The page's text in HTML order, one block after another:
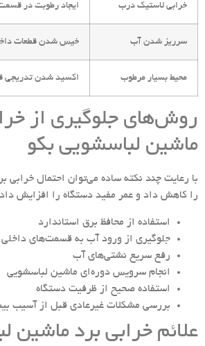
خرابی لاستیک درب ایجاد رطوبت در
سرریز شدن آب خیس شدن قطعات
محیط بسیار مرطوب اکسید شدن تدریجی
روش‌های جلوگیری از
ماشین لباسشویی بکو
با رعایت چند نکته ساده می‌توان احتمال خرابی
را کاهش داد و عمر مفید دستگاه را افزایش
استفاده از محافظ برق استاندارد
جلوگیری از ورود آب به قسمت‌های داخلی
رفع سریع نشتی‌های آب
انجام سرویس دوره‌ای ماشین لباسشویی
استفاده صحیح از ظرفیت دستگاه
بررسی مشکلات غیرعادی قبل از آسیب
علائم خرابی برد ماشین